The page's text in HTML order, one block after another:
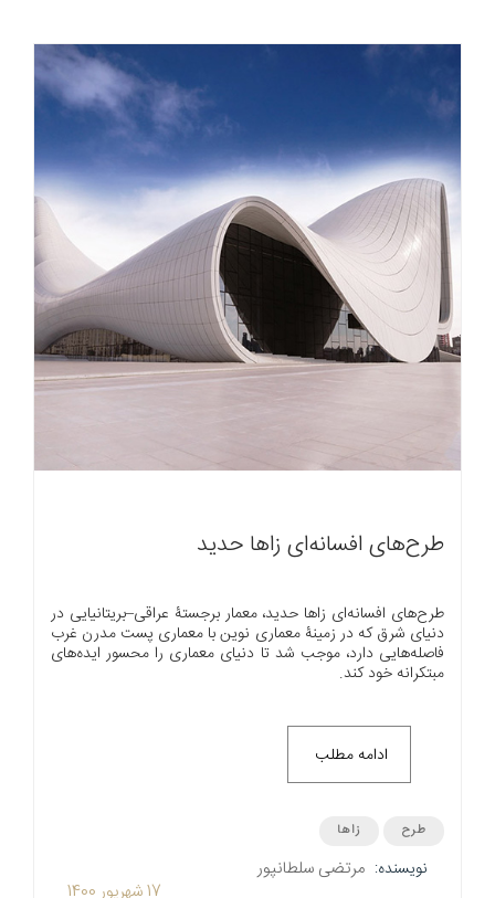
طرح‌های افسانه‌ای زاها حدید
طرح‌های افسانه‌ای زاها حدید، معمار برجستۀ عراقی–بریتانیایی در
دنیای شرق که در زمینۀ معماری نوین با معماری پست مدرن غرب
فاصله‌هایی دارد، موجب شد تا دنیای معماری را محسور ایده‌های
مبتکرانه خود کند.
ادامه مطلب
طرح زاها
نویسنده: مرتضی سلطانپور
17 شهریور 1400